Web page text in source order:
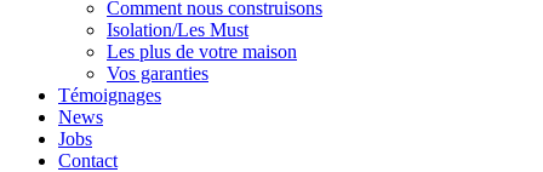
Comment nous construisons
Isolation/Les Must
Les plus de votre maison
Vos garanties
Témoignages
News
Jobs
Contact